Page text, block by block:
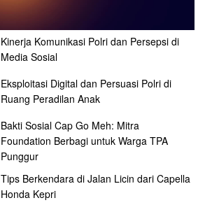
Kinerja Komunikasi Polri dan Persepsi di
Media Sosial
Eksploitasi Digital dan Persuasi Polri di
Ruang Peradilan Anak
Bakti Sosial Cap Go Meh: Mitra
Foundation Berbagi untuk Warga TPA
Punggur
Tips Berkendara di Jalan Licin dari Capella
Honda Kepri